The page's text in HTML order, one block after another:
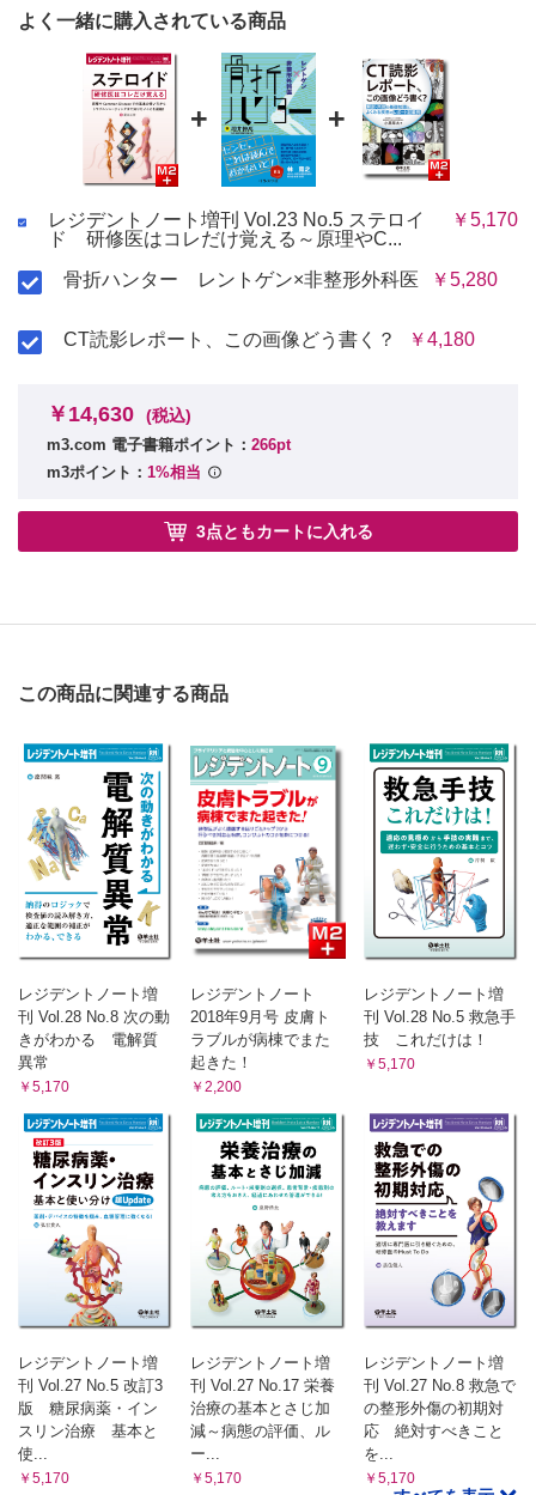
5. 敗血症と敗血症性ショック/神宮司成弘
1. 敗血症性ショックでのステロイド投与
◦ Advanced Lecture：敗血症性ショックでのステロイドの適
切な投与タイミングは？
2. 敗血症でのステロイド投与
【呼吸器領域】
6. 気管支喘息（アスピリン喘息）/谷 直樹
2. 気管支喘息増悪（発作）の治療
4. 退院後のフォローアップ
7. COPD増悪/永井達也，中島 啓
3. 減量のしかた
◦ Advanced Lecture：COPD増悪における好酸球数とステロ
イドの必要性
1. ARDS
1. ステロイド外用薬の分類
4. 副作用
● 索引
よく一緒に購入されている商品
+ +
レジデントノート増刊 Vol.23 No.5 ステロイ
ド 研修医はコレだけ覚える～原理やC...
￥5,170
骨折ハンター レントゲン×非整形外科医 ￥5,280
CT読影レポート、この画像どう書く？ ￥4,180
￥14,630 (税込)
m3.com 電子書籍ポイント： 266pt
m3ポイント： 1%相当
3点ともカートに入れる
この商品に関連する商品
レジデントノート増
刊 Vol.28 No.8 次の動
きがわかる 電解質
異常
￥5,170
レジデントノート
2018年9月号 皮膚ト
ラブルが病棟でまた
起きた！
￥2,200
レジデントノート増
刊 Vol.28 No.5 救急手
技 これだけは！
￥5,170
レジデントノート増
刊 Vol.27 No.5 改訂3
版 糖尿病薬・イン
スリン治療 基本と
使...
￥5,170
レジデントノート増
刊 Vol.27 No.17 栄養
治療の基本とさじ加
減～病態の評価、ル
ー...
￥5,170
レジデントノート増
刊 Vol.27 No.8 救急で
の整形外傷の初期対
応 絶対すべきこと
を...
￥5,170